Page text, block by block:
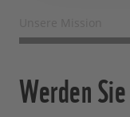
Werden